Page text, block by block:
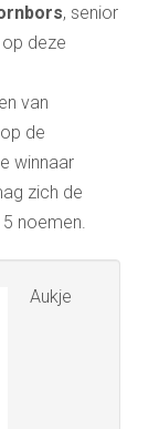
, senior
deze
van
de
winnaar
zich de
noemen.
Aukje